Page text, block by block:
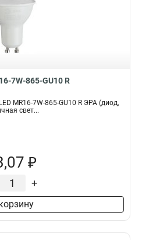
7W-865-GU10 R
MR16-7W-865-GU10 R ЭРА (диод,
свет...
₽
+